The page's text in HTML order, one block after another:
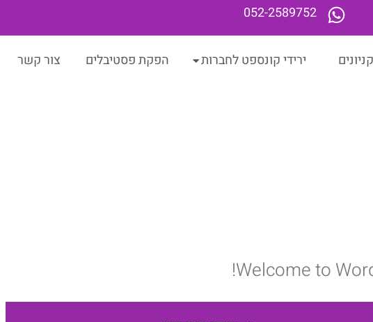
052-2589752
ירידי קונספט לחברות הפקת פסטיבלים צור קשר
Welcome to